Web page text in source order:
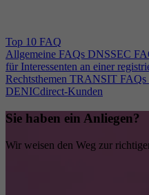
Top 10 FAQ
Allgemeine FAQs DNSSEC
für Interessenten an einer
Rechtsthemen TRANSIT FAQs
DENICdirect-Kunden
Sie haben ein Anliegen?
Wir weisen den Weg zur